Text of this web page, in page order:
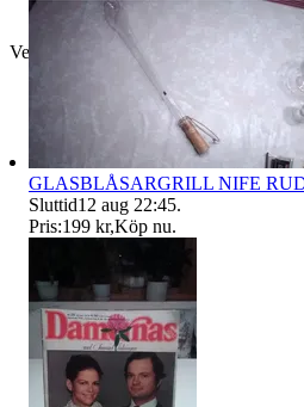
Verifierad
GLASBLÅSARGRILL NIFE
Sluttid12 aug 22:45.
Pris:199 kr,Köp nu.